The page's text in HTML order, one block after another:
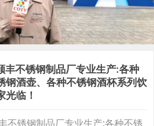
丰不锈钢制品厂专业生产:各种
钢酒壶、各种不锈钢酒杯系列饮
临！
不锈钢制品厂专业生产:各种不锈